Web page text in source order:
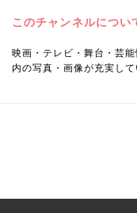
このチャンネルについ
映画・テレビ・舞台・芸
内の写真・画像が充実して